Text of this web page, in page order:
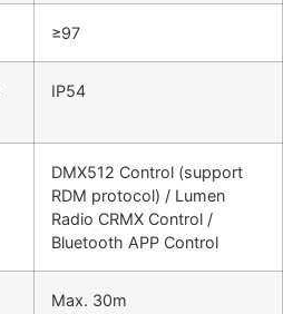
≥97
IP54
DMX512 Control (support
RDM protocol) / Lumen
Radio CRMX Control /
Bluetooth APP Control
Max. 30m